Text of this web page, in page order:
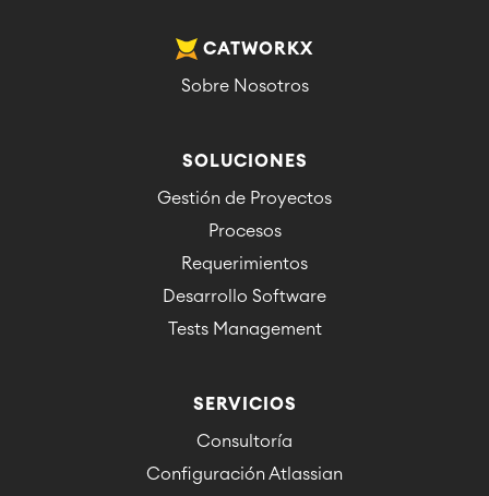
CATWORKX
Sobre Nosotros
SOLUCIONES
Gestión de Proyectos
Procesos
Requerimientos
Desarrollo Software
Tests Management
SERVICIOS
Consultoría
Configuración Atlassian